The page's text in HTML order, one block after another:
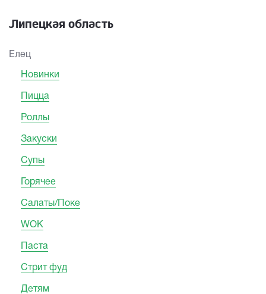
Липецкая область
Елец
Новинки
Пицца
Роллы
Закуски
Супы
Горячее
Салаты/Поке
WOK
Паста
Стрит фуд
Детям